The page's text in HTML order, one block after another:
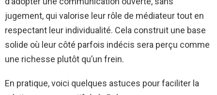
jugement, qui valorise leur rôle de médiateur tout en
respectant leur individualité. Cela construit une base
solide où leur côté parfois indécis sera perçu comme
une richesse plutôt qu’un frein.
En pratique, voici quelques astuces pour faciliter la